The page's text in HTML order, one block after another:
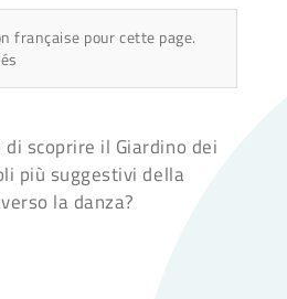
française pour cette page.
scoprire il Giardino dei
più suggestivi della
la danza?